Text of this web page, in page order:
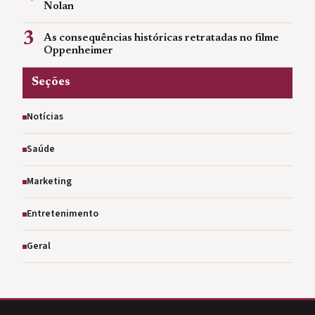
Nolan
3
As consequências históricas retratadas no filme
Oppenheimer
Seções
Notícias
Saúde
Marketing
Entretenimento
Geral